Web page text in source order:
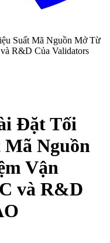
Suất Mã Nguồn Mở Từ
R&D Của Validators
Đặt Tối
Nguồn
Vận
và R&D